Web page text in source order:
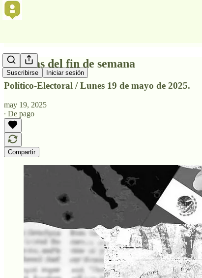
Suscribirse Iniciar sesión
Noticias del fin de semana
Político-Electoral / Lunes 19 de mayo de 2025.
may 19, 2025
∙ De pago
Compartir